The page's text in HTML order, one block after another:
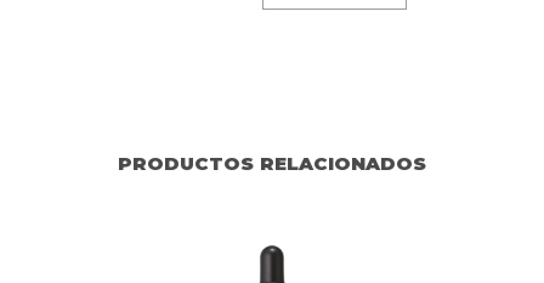
PRODUCTOS RELACIONADOS